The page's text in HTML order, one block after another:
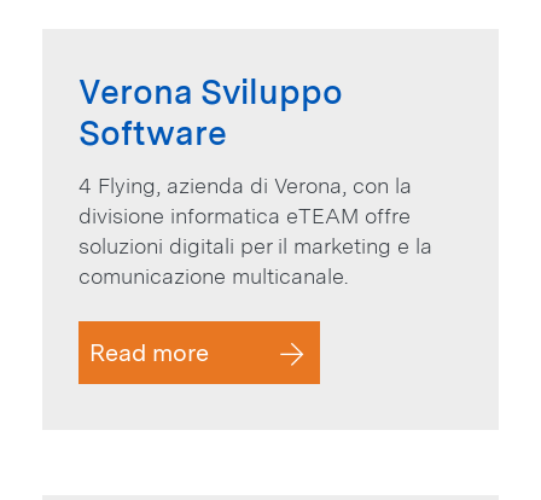
Verona Sviluppo
Software
4 Flying, azienda di Verona, con la
divisione informatica eTEAM offre
soluzioni digitali per il marketing e la
comunicazione multicanale.
Read more